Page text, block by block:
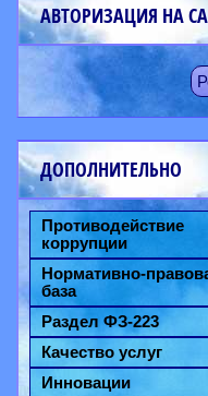
АВТОРИЗАЦИЯ НА
ДОПОЛНИТЕЛЬНО
Противодействие
коррупции
Нормативно-
база
Раздел ФЗ-223
Качество услуг
Инновации